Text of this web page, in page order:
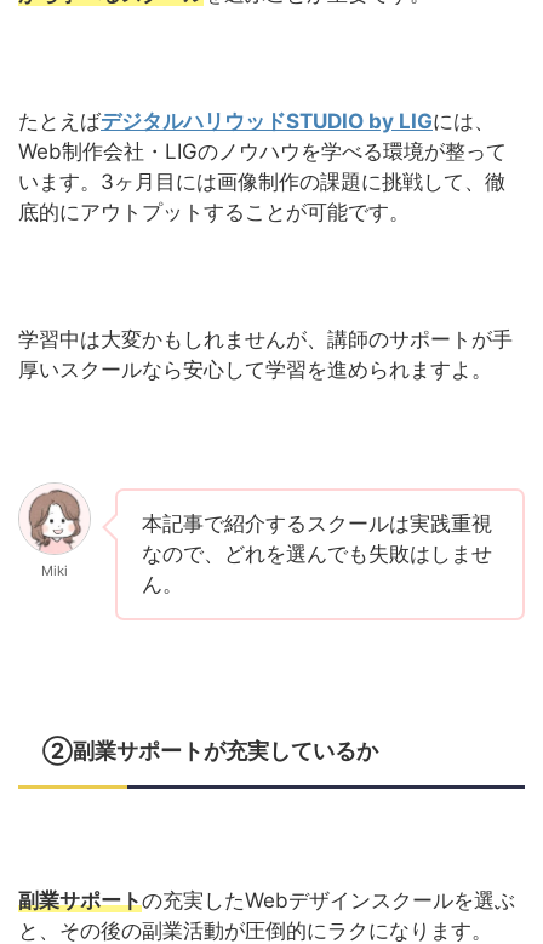
たとえばデジタルハリウッドSTUDIO by LIGには、
Web制作会社・LIGのノウハウを学べる環境が整って
います。3ヶ月目には画像制作の課題に挑戦して、徹
底的にアウトプットすることが可能です。
学習中は大変かもしれませんが、講師のサポートが手
厚いスクールなら安心して学習を進められますよ。
Miki
本記事で紹介するスクールは実践重視
なので、どれを選んでも失敗はしませ
ん。
②副業サポートが充実しているか
副業サポートの充実したWebデザインスクールを選ぶ
と、その後の副業活動が圧倒的にラクになります。